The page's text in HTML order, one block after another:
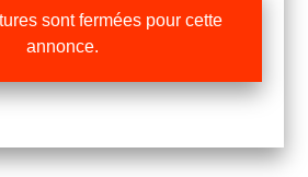
sont fermées pour cette
annonce.